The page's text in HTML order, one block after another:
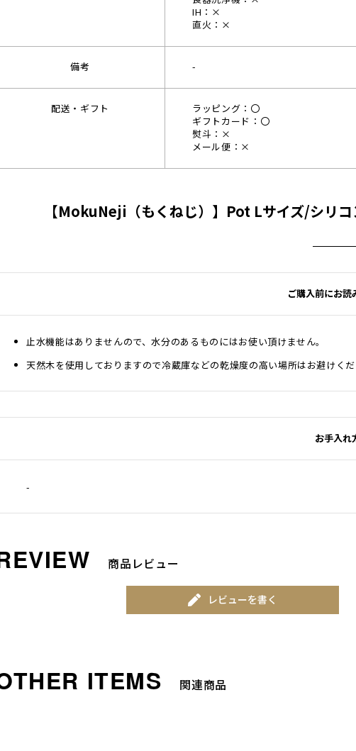
IH：×
直火：×
備考 -
配送・ギフト
ラッピング：〇
ギフトカード：〇
熨斗：×
メール便：×
【MokuNeji（もくねじ）】Pot Lサイズ/シリ
ご購入前にお読
止水機能はありませんので、水分のあるものにはお使い頂けません。
天然木を使用しておりますので冷蔵庫などの乾燥度の高い場所はお避けくだ
お手入れ
-
商品レビュー
レビューを書く
関連商品